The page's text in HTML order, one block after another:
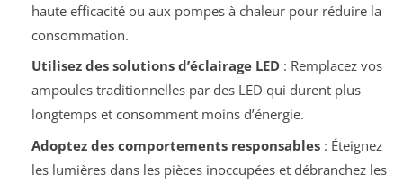
haute efficacité ou aux pompes à chaleur pour réduire la
consommation.
Utilisez des solutions d’éclairage LED: Remplacez vos
ampoules traditionnelles par des LED qui durent plus
longtemps et consomment moins d’énergie.
Adoptez des comportements responsables: Éteignez
les lumières dans les pièces inoccupées et débranchez les